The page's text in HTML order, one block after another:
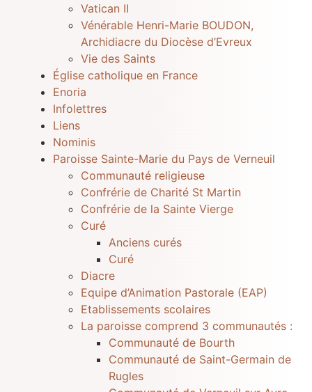
Vatican II
Vénérable Henri-Marie BOUDON,
Archidiacre du Diocèse d’Evreux
Vie des Saints
Église catholique en France
Enoria
Infolettres
Liens
Nominis
Paroisse Sainte-Marie du Pays de Verneuil
Communauté religieuse
Confrérie de Charité St Martin
Confrérie de la Sainte Vierge
Curé
Anciens curés
Curé
Diacre
Equipe d’Animation Pastorale (EAP)
Etablissements scolaires
La paroisse comprend 3 communautés :
Communauté de Bourth
Communauté de Saint-Germain de
Rugles